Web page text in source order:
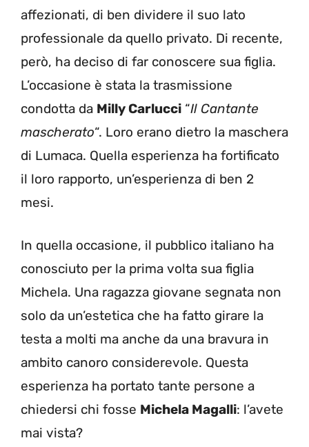
affezionati, di ben dividere il suo lato
professionale da quello privato. Di recente,
però, ha deciso di far conoscere sua figlia.
L’occasione è stata la trasmissione
condotta da Milly Carlucci “Il Cantante
mascherato“. Loro erano dietro la maschera
di Lumaca. Quella esperienza ha fortificato
il loro rapporto, un’esperienza di ben 2
mesi.
In quella occasione, il pubblico italiano ha
conosciuto per la prima volta sua figlia
Michela. Una ragazza giovane segnata non
solo da un’estetica che ha fatto girare la
testa a molti ma anche da una bravura in
ambito canoro considerevole. Questa
esperienza ha portato tante persone a
chiedersi chi fosse Michela Magalli: l’avete
mai vista?